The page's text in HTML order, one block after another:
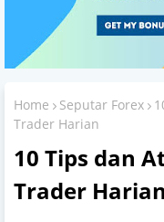
Home Seputar Forex
Trader Harian
10 Tips dan
Trader Harian